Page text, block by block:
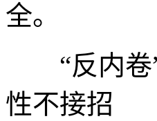
全。
“反内卷”
性不接招